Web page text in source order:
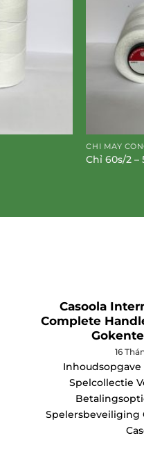
CHỈ MAY
Chỉ 60s/2 –
Casoola
Complete
16
Spelcollectie
Spelersbeveiliging